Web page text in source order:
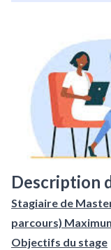
Description
Stagiaire de
parcours)
Objectifs du stage